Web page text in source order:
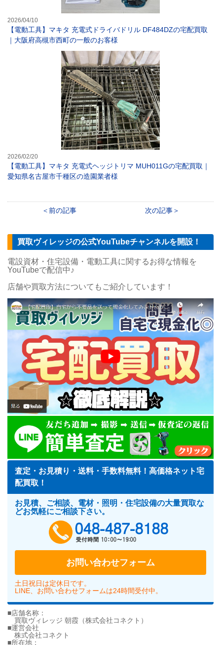
2026/04/10
【電動工具】マキタ 充電式ドライバドリル DF484DZの宅配買取
｜大阪府高槻市西町の一般のお客様
2026/02/20
【電動工具】マキタ 充電式ヘッジトリマ MUH011Gの宅配買取｜
愛知県名古屋市千種区の造園業者様
前の記事 次の記事
買取ヴィレッジの公式YouTubeチャンネルを開設！
電設資材・住宅設備・電動工具に関するお得な情報を
YouTubeで配信中♪
店舗や買取方法についてもご紹介しています！
査定・お見積り・送料・手数料無料！高価格ネット宅
配買取！
お見積、ご相談、電材・照明・住宅設備の大量買取な
どお気軽にご相談下さい。
お問い合わせフォーム
土日祝日は定休日です。
LINE、お問い合わせフォームは24時間受付中。
■店舗名称：
買取ヴィレッジ 朝霞（株式会社コネクト）
■運営会社
株式会社コネクト
■所在地：